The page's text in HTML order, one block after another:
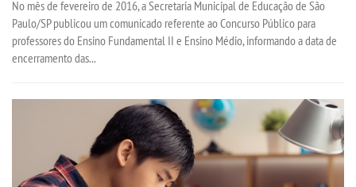
No mês de fevereiro de 2016, a Secretaria Municipal de Educação de São
Paulo/SP publicou um comunicado referente ao Concurso Público para
professores do Ensino Fundamental II e Ensino Médio, informando a data de
encerramento das...